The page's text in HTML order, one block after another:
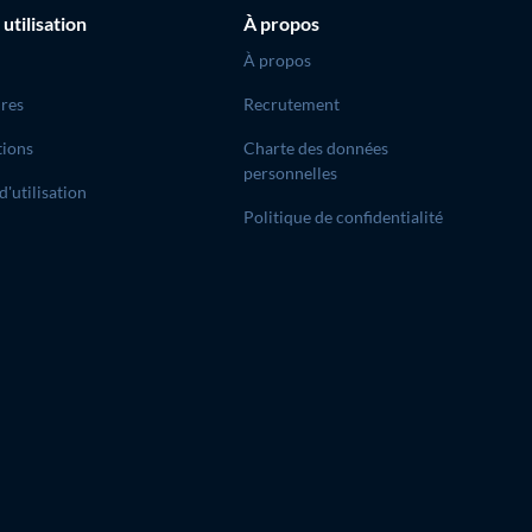
utilisation À propos
À propos
Recrutement
Charte des données
personnelles
Politique de confidentialité